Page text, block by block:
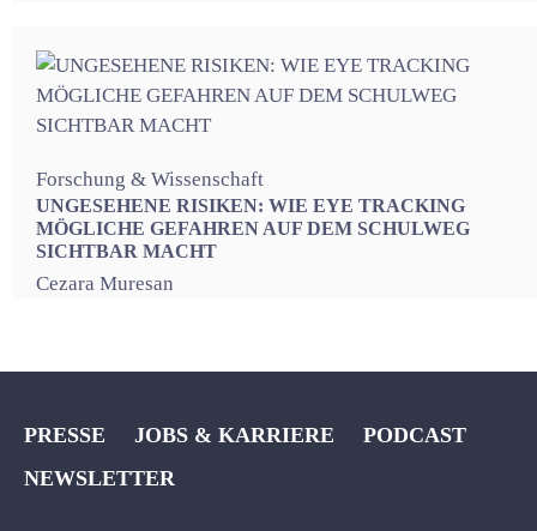
Forschung & Wissenschaft
UNGESEHENE RISIKEN: WIE EYE TRACKING
MÖGLICHE GEFAHREN AUF DEM SCHULWEG
SICHTBAR MACHT
Cezara Muresan
PRESSE JOBS & KARRIERE
PODCAST
NEWSLETTER